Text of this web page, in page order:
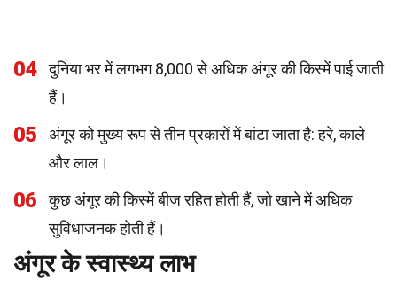
04
दुनिया भर में लगभग 8,000 से अधिक अंगूर की किस्में पाई जाती
हैं।
05
अंगूर को मुख्य रूप से तीन प्रकारों में बांटा जाता है: हरे, काले
और लाल।
06
कुछ अंगूर की किस्में बीज रहित होती हैं, जो खाने में अधिक
सुविधाजनक होती हैं।
अंगूर के स्वास्थ्य लाभ